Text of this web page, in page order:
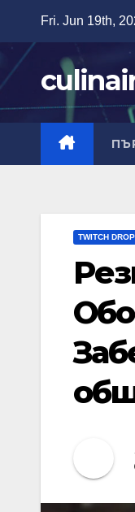
content
Fri. Jun 19th,
TWITCH